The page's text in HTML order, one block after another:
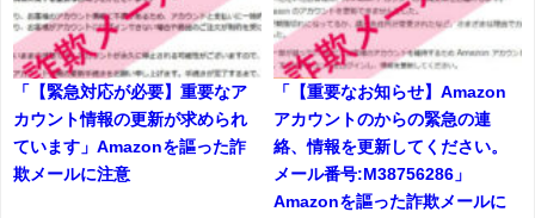
「【緊急対応が必要】重要なア
カウント情報の更新が求められ
ています」Amazonを謳った詐
欺メールに注意
「【重要なお知らせ】Amazon
アカウントのからの緊急の連
絡、情報を更新してください。
メール番号:M38756286」
Amazonを謳った詐欺メールに